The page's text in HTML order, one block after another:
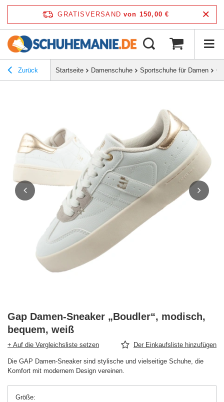
GRATISVERSAND von 150,00 €
Zurück Startseite Damenschuhe Sportschuhe für Damen
Gap Damen-Sneaker „Boudler“, modisch,
bequem, weiß
+ Auf die Vergleichsliste setzen Der Einkaufsliste hinzufügen
Die GAP Damen-Sneaker sind stylische und vielseitige Schuhe, die
Komfort mit modernem Design vereinen.
Größe